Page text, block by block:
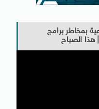
بمخاطر برامج
هذا الصباح